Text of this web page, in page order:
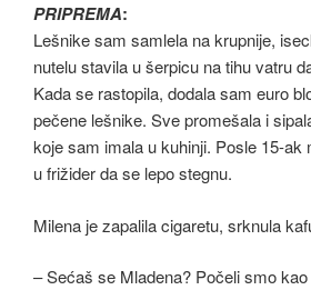
PRIPREMA:
Lešnike sam samlela na krupnije,
nutelu stavila u šerpicu na tihu vatru
Kada se rastopila, dodala sam euro
pečene lešnike. Sve promešala i
koje sam imala u kuhinji. Posle 15-ak
u frižider da se lepo stegnu.
Milena je zapalila cigaretu, srknula
– Sećaš se Mladena? Počeli smo